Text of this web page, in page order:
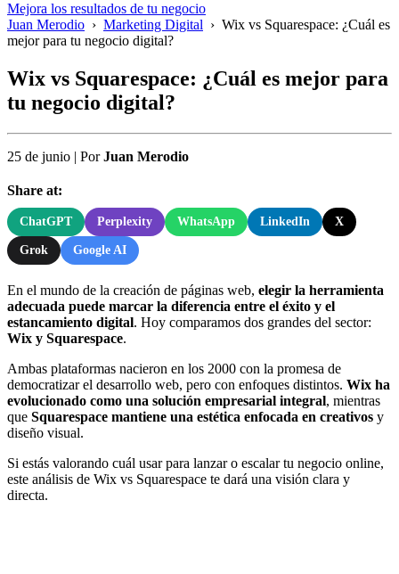
Mejora los resultados de tu negocio
Juan Merodio › Marketing Digital › Wix vs Squarespace: ¿Cuál es
mejor para tu negocio digital?
Wix vs Squarespace: ¿Cuál es mejor para
tu negocio digital?
25 de junio | PorJuan Merodio
Share at:
ChatGPT Perplexity WhatsApp LinkedIn X
Grok Google AI
En el mundo de la creación de páginas web, elegir la herramienta
adecuada puede marcar la diferencia entre el éxito y el
estancamiento digital. Hoy comparamos dos grandes del sector:
Wix y Squarespace.
Ambas plataformas nacieron en los 2000 con la promesa de
democratizar el desarrollo web, pero con enfoques distintos. Wix ha
evolucionado como una solución empresarial integral, mientras
que Squarespace mantiene una estética enfocada en creativos y
diseño visual.
Si estás valorando cuál usar para lanzar o escalar tu negocio online,
este análisis de Wix vs Squarespace te dará una visión clara y
directa.